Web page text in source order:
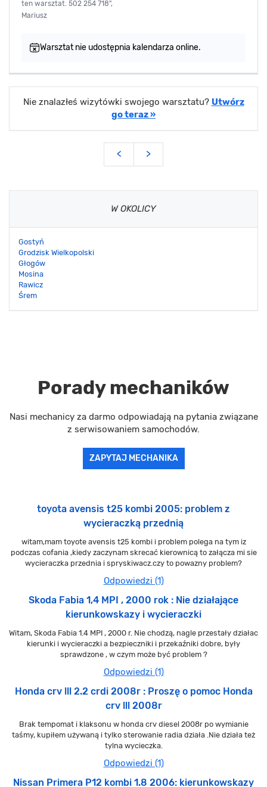
ten warsztat. 502 254 718",
Mariusz
Warsztat nie udostępnia kalendarza online.
Nie znalazłeś wizytówki swojego warsztatu? Utwórz
go teraz »
< >
W OKOLICY
Gostyń
Grodzisk Wielkopolski
Głogów
Mosina
Rawicz
Śrem
Porady mechaników
Nasi mechanicy za darmo odpowiadają na pytania związane
z serwisowaniem samochodów.
ZAPYTAJ MECHANIKA
toyota avensis t25 kombi 2005: problem z
wycieraczką przednią
witam,mam toyote avensis t25 kombi i problem polega na tym iz
podczas cofania ,kiedy zaczynam skrecać kierownicą to załącza mi sie
wycieraczka przednia i spryskiwacz.czy to powazny problem?
Odpowiedzi (1)
Skoda Fabia 1,4 MPI , 2000 rok : Nie działające
kierunkowskazy i wycieraczki
Witam, Skoda Fabia 1.4 MPI , 2000 r. Nie chodzą, nagle przestały działac
kierunki i wycieraczki a bezpieczniki i przekaźniki dobre, były
sprawdzone , w czym może być problem ?
Odpowiedzi (1)
Honda crv lll 2.2 crdi 2008r : Proszę o pomoc Honda
crv lll 2008r
Brak tempomat i klaksonu w honda crv diesel 2008r po wymianie
taśmy, kupiłem używaną i tylko sterowanie radia działa .Nie działa też
tylna wycieczka.
Odpowiedzi (1)
Nissan Primera P12 kombi 1.8 2006: kierunkowskazy